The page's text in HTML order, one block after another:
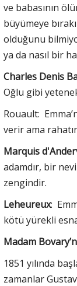
ve babasının
büyümeye
olduğunu
ya da nasıl bir
Charles Denis
Oğlu gibi
Rouault:
verir ama
Marquis
adamdır, bir
zengindir.
Leheureux:
kötü yürekli
Madam
1851 yılında
zamanlar